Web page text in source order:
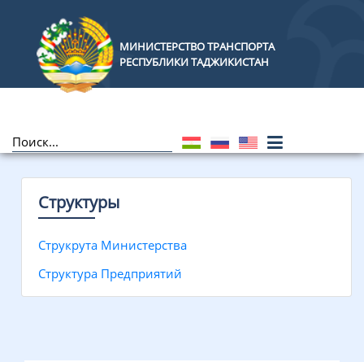
МИНИСТЕРСТВО ТРАНСПОРТА
РЕСПУБЛИКИ ТАДЖИКИСТАН
Структуры
Струкрута Министерства
Структура Предприятий